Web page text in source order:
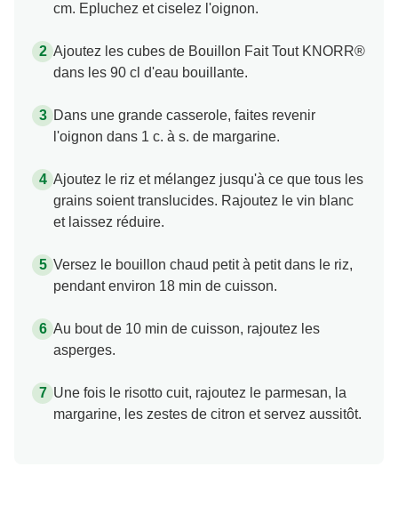
cm. Epluchez et ciselez l'oignon.
Ajoutez les cubes de Bouillon Fait Tout KNORR®
dans les 90 cl d'eau bouillante.
Dans une grande casserole, faites revenir
l'oignon dans 1 c. à s. de margarine.
Ajoutez le riz et mélangez jusqu'à ce que tous les
grains soient translucides. Rajoutez le vin blanc
et laissez réduire.
Versez le bouillon chaud petit à petit dans le riz,
pendant environ 18 min de cuisson.
Au bout de 10 min de cuisson, rajoutez les
asperges.
Une fois le risotto cuit, rajoutez le parmesan, la
margarine, les zestes de citron et servez aussitôt.